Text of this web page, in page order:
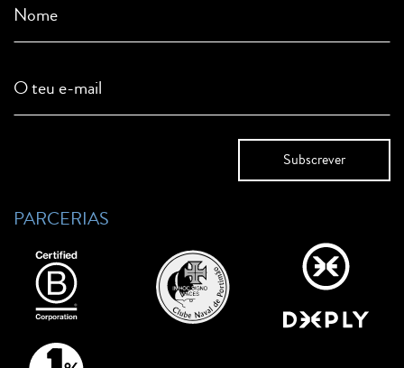
Nome
O teu e-mail
PARCERIAS